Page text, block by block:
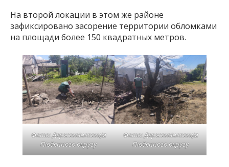
На второй локации в этом же районе
зафиксировано засорение территории обломками
на площади более 150 квадратных метров.
Фото: Держекоінспекція
Південного округу
Фото: Держекоінспекція
Південного округу